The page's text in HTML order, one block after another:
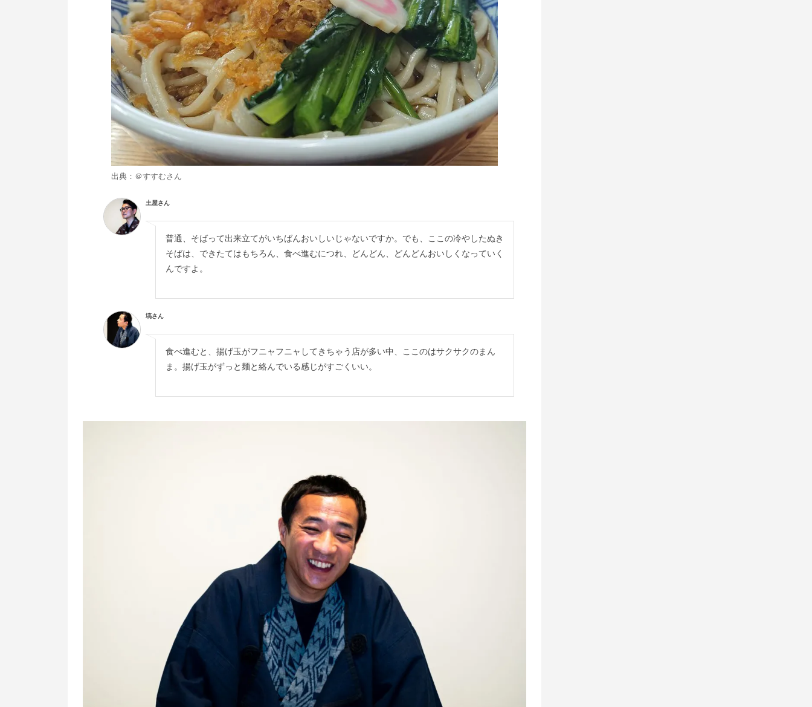
出典： ＠すすむさん
土屋さん
普通、そばって出来立てがいちばんおいしいじゃないですか。でも、ここの冷やしたぬき
そばは、できたてはもちろん、食べ進むにつれ、どんどん、どんどんおいしくなっていく
んですよ。
塙さん
食べ進むと、揚げ玉がフニャフニャしてきちゃう店が多い中、ここのはサクサクのまん
ま。揚げ玉がずっと麺と絡んでいる感じがすごくいい。